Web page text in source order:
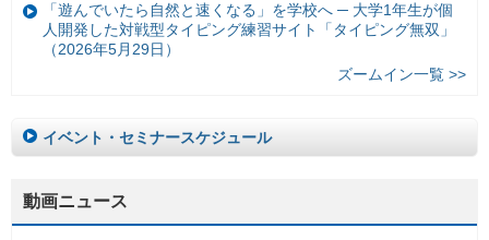
「遊んでいたら自然と速くなる」を学校へ ─ 大学1年生が個
人開発した対戦型タイピング練習サイト「タイピング無双」
（2026年5月29日）
ズームイン一覧 >>
イベント・セミナースケジュール
動画ニュース